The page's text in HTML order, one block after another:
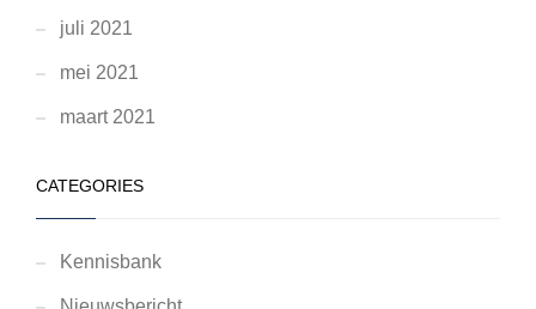
juli 2021
mei 2021
maart 2021
CATEGORIES
Kennisbank